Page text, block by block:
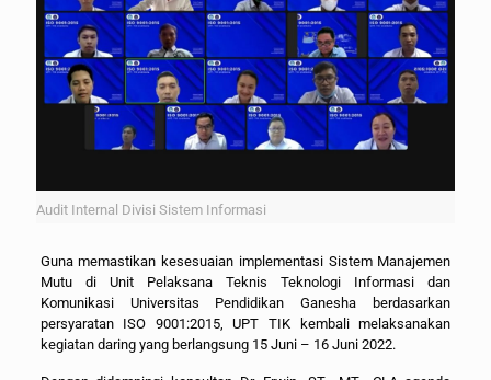
Audit Internal Divisi Sistem Informasi
Guna memastikan kesesuaian implementasi Sistem Manajemen
Mutu di Unit Pelaksana Teknis Teknologi Informasi dan
Komunikasi Universitas Pendidikan Ganesha berdasarkan
persyaratan ISO 9001:2015, UPT TIK kembali melaksanakan
kegiatan daring yang berlangsung 15 Juni – 16 Juni 2022.